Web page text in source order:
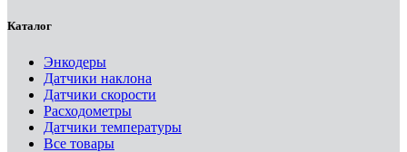
Каталог
Энкодеры
Датчики наклона
Датчики скорости
Расходометры
Датчики температуры
Все товары